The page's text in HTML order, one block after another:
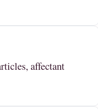
affectant